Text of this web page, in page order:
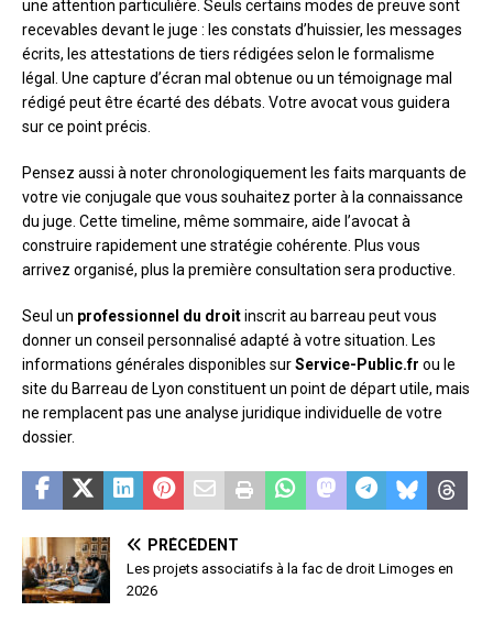
une attention particulière. Seuls certains modes de preuve sont
recevables devant le juge : les constats d’huissier, les messages
écrits, les attestations de tiers rédigées selon le formalisme
légal. Une capture d’écran mal obtenue ou un témoignage mal
rédigé peut être écarté des débats. Votre avocat vous guidera
sur ce point précis.
Pensez aussi à noter chronologiquement les faits marquants de
votre vie conjugale que vous souhaitez porter à la connaissance
du juge. Cette timeline, même sommaire, aide l’avocat à
construire rapidement une stratégie cohérente. Plus vous
arrivez organisé, plus la première consultation sera productive.
Seul un professionnel du droitinscrit au barreau peut vous
donner un conseil personnalisé adapté à votre situation. Les
informations générales disponibles surService-Public.fr ou le
site du Barreau de Lyon constituent un point de départ utile, mais
ne remplacent pas une analyse juridique individuelle de votre
dossier.
PRÉCÉDENT
Les projets associatifs à la fac de droit Limoges en
2026